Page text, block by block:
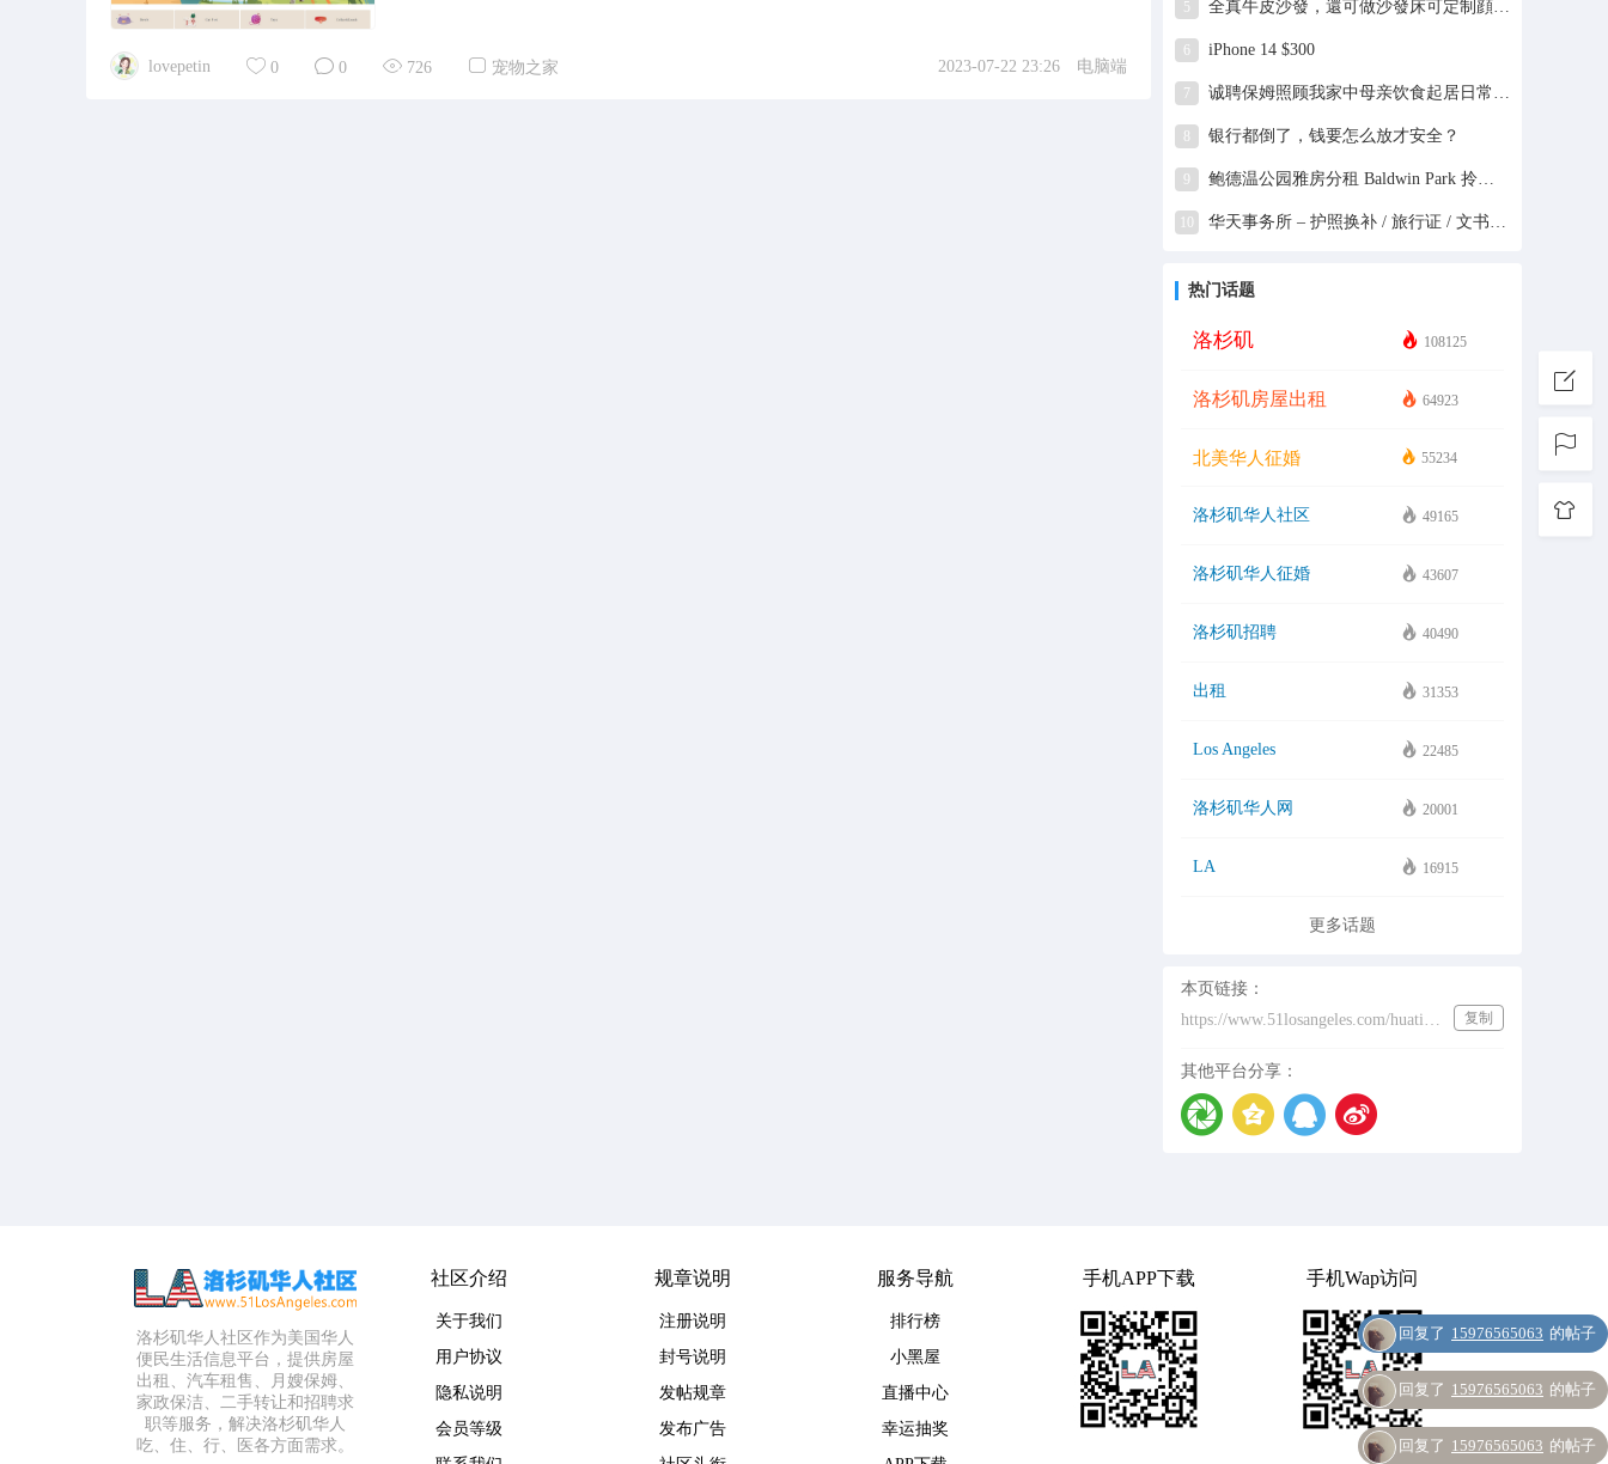
5 全真牛皮沙發，還可做沙發床可定制顔色，尺寸特價送到傢
6 iPhone 14 $300
7 诚聘保姆照顾我家中母亲饮食起居日常照顾陪同
银行都倒了，钱要怎么放才安全？
9 鲍德温公园雅房分租 Baldwin Park 拎包入住！
华天事务所 – 护照换补 / 旅行证 / 文书认证 / 赴华签证 代办服务
热门话题
洛杉矶 108125
洛杉矶房屋出租 64923
北美华人征婚 55234
洛杉矶华人社区 49165
洛杉矶华人征婚 43607
洛杉矶招聘 40490
出租 31353
Los Angeles 22485
洛杉矶华人网 20001
LA 16915
更多话题
本页链接：
https://www.51losangeles.com/huati/pet
复制
其他平台分享：
lovepetin 0 0 726 宠物之家 2023-07-22 23:26 电脑端
洛杉矶华人社区作为美国华人
便民生活信息平台，提供房屋
出租、汽车租售、月嫂保姆、
家政保洁、二手转让和招聘求
职等服务，解决洛杉矶华人
吃、住、行、医各方面需求。
社区介绍
关于我们
用户协议
隐私说明
会员等级
规章说明
注册说明
封号说明
发帖规章
发布广告
服务导航
排行榜
小黑屋
直播中心
幸运抽奖
手机APP下载 手机Wap访问
回复了 的帖子
回复了 的帖子
回复了 的帖子